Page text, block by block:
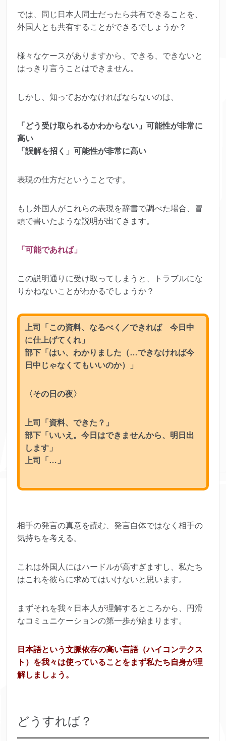
では、同じ日本人同士だったら共有できることを、
外国人とも共有することができるでしょうか？
様々なケースがありますから、できる、できないと
はっきり言うことはできません。
しかし、知っておかなければならないのは、
「どう受け取られるかわからない」可能性が非常に
高い
「誤解を招く」可能性が非常に高い
表現の仕方だということです。
もし外国人がこれらの表現を辞書で調べた場合、冒
頭で書いたような説明が出てきます。
「可能であれば」
この説明通りに受け取ってしまうと、トラブルにな
りかねないことがわかるでしょうか？
上司「この資料、なるべく／できれば 今日中
に仕上げてくれ」
部下「はい、わかりました（…できなければ今
日中じゃなくてもいいのか）」
〈その日の夜〉
上司「資料、できた？」
部下「いいえ。今日はできませんから、明日出
します」
上司「…」
相手の発言の真意を読む、発言自体ではなく相手の
気持ちを考える。
これは外国人にはハードルが高すぎますし、私たち
はこれを彼らに求めてはいけないと思います。
まずそれを我々日本人が理解するところから、円滑
なコミュニケーションの第一歩が始まります。
日本語という文脈依存の高い言語（ハイコンテクス
ト）を我々は使っていることをまず私たち自身が理
解しましょう。
どうすれば？